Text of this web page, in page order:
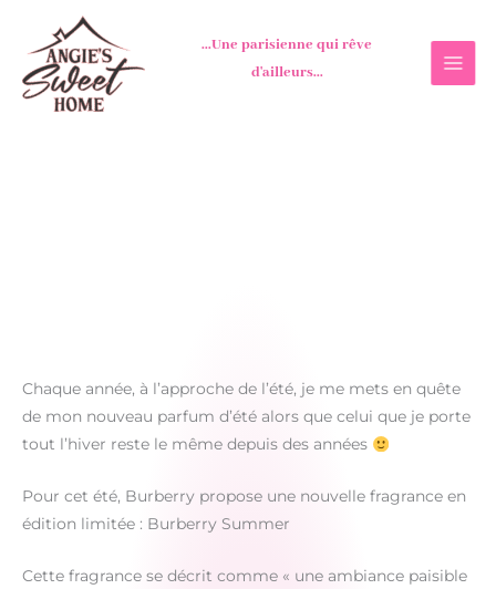
contenu
...Une parisienne qui rêve
d'ailleurs...
Chaque année, à l’approche de l’été, je me mets en quête
de mon nouveau parfum d’été alors que celui que je porte
tout l’hiver reste le même depuis des années
Pour cet été, Burberry propose une nouvelle fragrance en
édition limitée : Burberry Summer
Cette fragrance se décrit comme « une ambiance paisible